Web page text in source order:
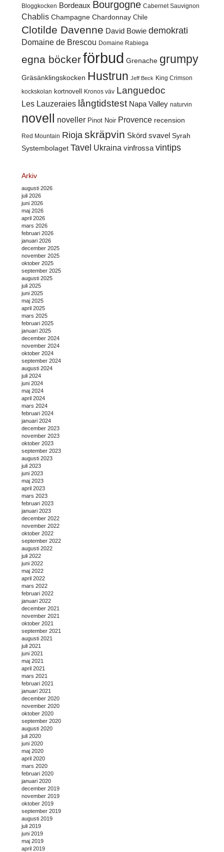
Bloggkocken Bordeaux Bourgogne Cabernet Sauvignon
Chablis Champagne Chardonnay Chile
Clotilde Davenne David Bowie demokrati
Domaine de Brescou Domaine Rabiega
egna böckerförbud Grenache grumpy
Gräsänklingskocken Hustrun Jeff Beck King Crimson
kockskolan kortnovell Kronos väv Languedoc
Les Lauzeraies långtidstest Napa Valley naturvin
novell noveller Pinot Noir Provence recension
Red Mountain Rioja skräpvin Skörd svavel Syrah
Systembolaget Tavel Ukraina vinfrossa vintips
Arkiv
augusti 2026
juli 2026
juni 2026
maj 2026
april 2026
mars 2026
februari 2026
januari 2026
december 2025
november 2025
oktober 2025
september 2025
augusti 2025
juli 2025
juni 2025
maj 2025
april 2025
mars 2025
februari 2025
januari 2025
december 2024
november 2024
oktober 2024
september 2024
augusti 2024
juli 2024
juni 2024
maj 2024
april 2024
mars 2024
februari 2024
januari 2024
december 2023
november 2023
oktober 2023
september 2023
augusti 2023
juli 2023
juni 2023
maj 2023
april 2023
mars 2023
februari 2023
januari 2023
december 2022
november 2022
oktober 2022
september 2022
augusti 2022
juli 2022
juni 2022
maj 2022
april 2022
mars 2022
februari 2022
januari 2022
december 2021
november 2021
oktober 2021
september 2021
augusti 2021
juli 2021
juni 2021
maj 2021
april 2021
mars 2021
februari 2021
januari 2021
december 2020
november 2020
oktober 2020
september 2020
augusti 2020
juli 2020
juni 2020
maj 2020
april 2020
mars 2020
februari 2020
januari 2020
december 2019
november 2019
oktober 2019
september 2019
augusti 2019
juli 2019
juni 2019
maj 2019
april 2019